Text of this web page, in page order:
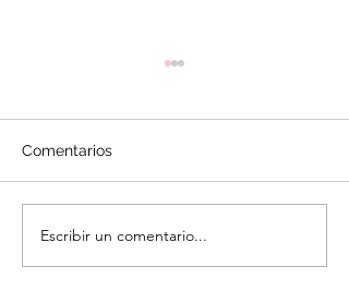
Bizcocho de Vainilla
Comentarios
Escribir un comentario...